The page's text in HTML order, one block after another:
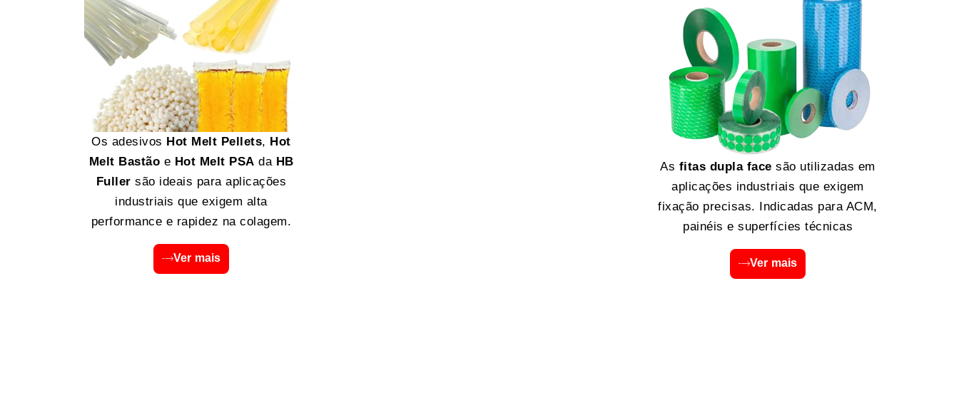
Os adesivos Hot Melt Pellets, Hot
Melt Bastão e Hot Melt PSA da HB
Fuller são ideais para aplicações
industriais que exigem alta
performance e rapidez na colagem.
Ver mais
As fitas dupla face são utilizadas em
aplicações industriais que exigem
fixação precisas. Indicadas para ACM,
painéis e superfícies técnicas
Ver mais